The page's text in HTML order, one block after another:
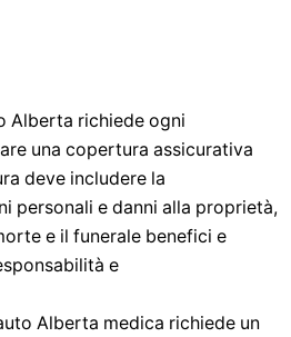
Alberta richiede ogni
una copertura assicurativa
deve includere la
personali e danni alla proprietà,
e il funerale benefici e
e
Alberta medica richiede un